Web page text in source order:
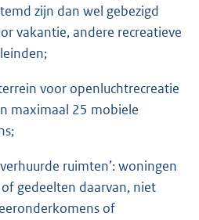
zijn dan wel gebezigd
vakantie, andere recreatieve
voor openluchtrecreatie
maximaal 25 mobiele
ruimten’: woningen
gedeelten daarvan, niet
of